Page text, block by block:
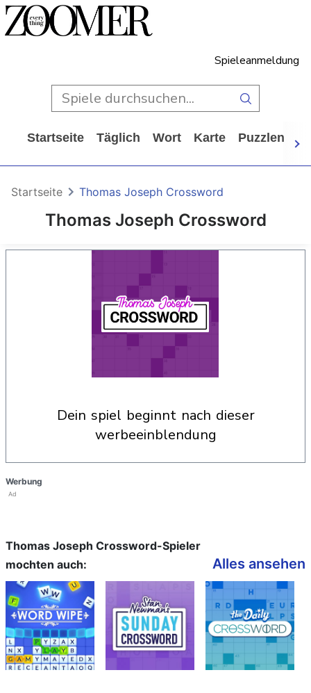
Spieleanmeldung
Startseite Täglich Wort Karte Puzzlen
Thomas Joseph Crossword
Startseite Thomas Joseph Crossword
dein spiel beginnt nach dieser
werbeeinblendung
Werbung
Ad
Thomas Joseph Crossword-Spieler
mochten auch:
Alles ansehen